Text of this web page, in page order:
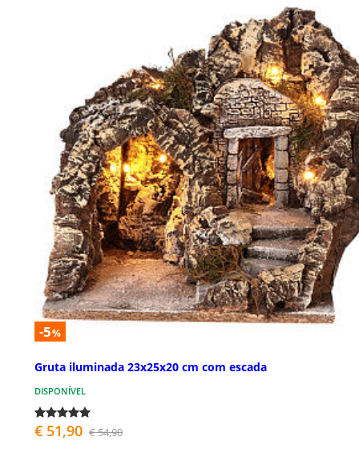
-5%
Gruta iluminada 23x25x20 cm com escada
DISPONÍVEL
€ 51,90 € 54,90